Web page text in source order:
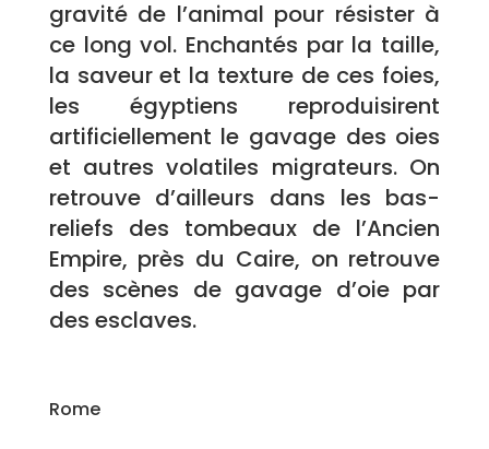
gravité de l’animal pour résister à
ce long vol. Enchantés par la taille,
la saveur et la texture de ces foies,
les égyptiens reproduisirent
artificiellement le gavage des oies
et autres volatiles migrateurs. On
retrouve d’ailleurs dans les bas-
reliefs des tombeaux de l’Ancien
Empire, près du Caire, on retrouve
des scènes de gavage d’oie par
des esclaves.
Rome